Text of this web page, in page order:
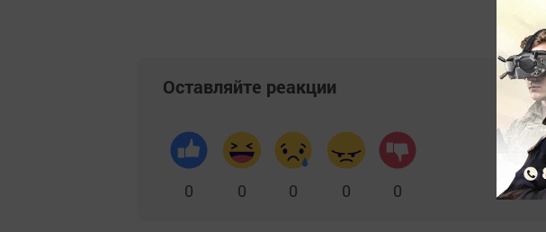
Оставляйте реакции
0 0 0 0 0